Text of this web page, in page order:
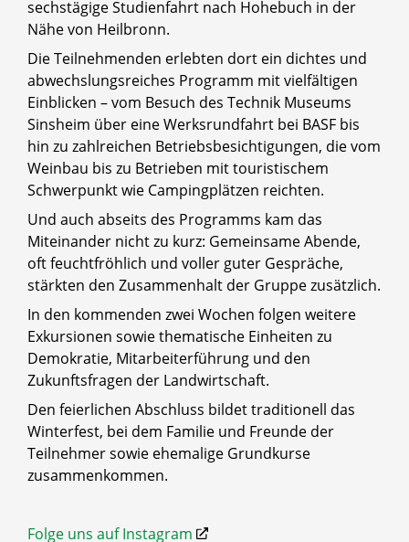
sechstägige Studienfahrt nach Hohebuch in der
Nähe von Heilbronn.
Die Teilnehmenden erlebten dort ein dichtes und
abwechslungsreiches Programm mit vielfältigen
Einblicken – vom Besuch des Technik Museums
Sinsheim über eine Werksrundfahrt bei BASF bis
hin zu zahlreichen Betriebsbesichtigungen, die vom
Weinbau bis zu Betrieben mit touristischem
Schwerpunkt wie Campingplätzen reichten.
Und auch abseits des Programms kam das
Miteinander nicht zu kurz: Gemeinsame Abende,
oft feuchtfröhlich und voller guter Gespräche,
stärkten den Zusammenhalt der Gruppe zusätzlich.
In den kommenden zwei Wochen folgen weitere
Exkursionen sowie thematische Einheiten zu
Demokratie, Mitarbeiterführung und den
Zukunftsfragen der Landwirtschaft.
Den feierlichen Abschluss bildet traditionell das
Winterfest, bei dem Familie und Freunde der
Teilnehmer sowie ehemalige Grundkurse
zusammenkommen.
Folge uns auf Instagram